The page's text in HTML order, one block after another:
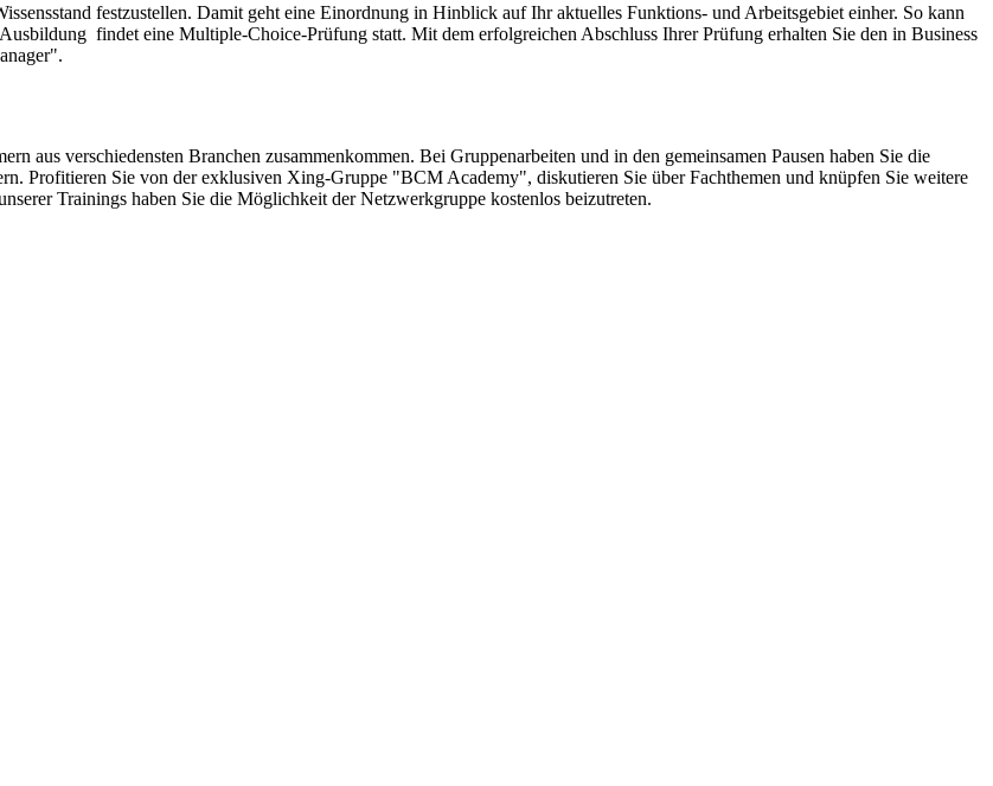
festzustellen. Damit geht eine Einordnung in Hinblick auf Ihr aktuelles Funktions- und Arbeitsgebiet einher. So kann
findet eine Multiple-Choice-Prüfung statt. Mit dem erfolgreichen Abschluss Ihrer Prüfung erhalten Sie den in Business
aus verschiedensten Branchen zusammenkommen. Bei Gruppenarbeiten und in den gemeinsamen Pausen haben Sie die
Profitieren Sie von der exklusiven Xing-Gruppe "BCM Academy", diskutieren Sie über Fachthemen und knüpfen Sie weitere
Trainings haben Sie die Möglichkeit der Netzwerkgruppe kostenlos beizutreten.